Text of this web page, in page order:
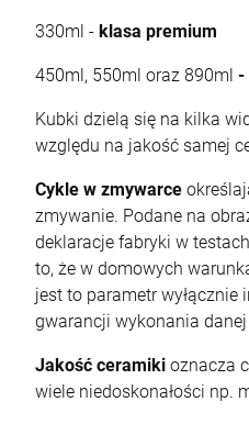
330ml - klasa premium
450ml, 550ml oraz 890ml -
Kubki dzielą się na kilka
względu na jakość samej
Cykle w zmywarce
zmywanie. Podane na
deklaracje fabryki w
to, że w domowych
jest to parametr
gwarancji wykonania
Jakość ceramiki oznacza
wiele niedoskonałości np.